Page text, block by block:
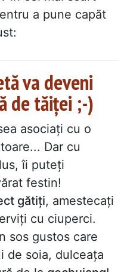
a pune capăt
va deveni
de tăiței ;-)
asociați cu o
Dar cu
îi puteți
festin!
gătiți, amestecați
cu ciuperci.
sos gustos care
de soia, dulceața